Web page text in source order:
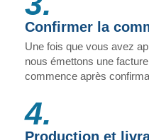
Confirmer la
Une fois que vous avez
nous émettons une
commence après
4.
Production et